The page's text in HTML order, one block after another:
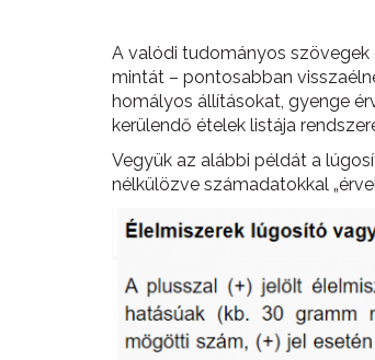
A valódi tudományos szövegek
mintát – pontosabban
homályos állításokat, gyenge
kerülendő ételek listája
Vegyük az alábbi példát a
nélkülözve számadatokkal